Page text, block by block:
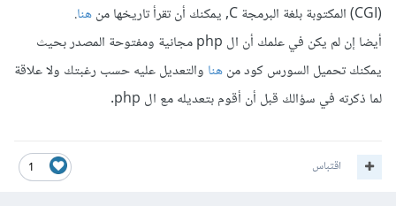
هنا.
أيضا إن لم يكن في علمك أن ال php مجانية ومفتوحة المصدر بحيث
يمكنك تحميل السورس كود منهناوالتعديل عليه حسب رغبتك ولا علاقة
لما ذكرته في سؤالك قبل أن أقوم بتعديله مع ال php.
1 اقتباس